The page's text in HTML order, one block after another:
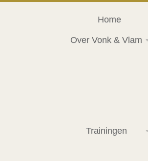
Home
Over Vonk & Vlam
Trainingen